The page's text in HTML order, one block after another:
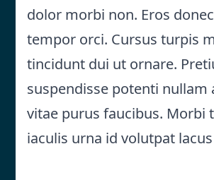
dolor morbi non. Eros
tempor orci. Cursus turpis
tincidunt dui ut ornare.
suspendisse potenti nullam
vitae purus faucibus. Morbi
iaculis urna id volutpat